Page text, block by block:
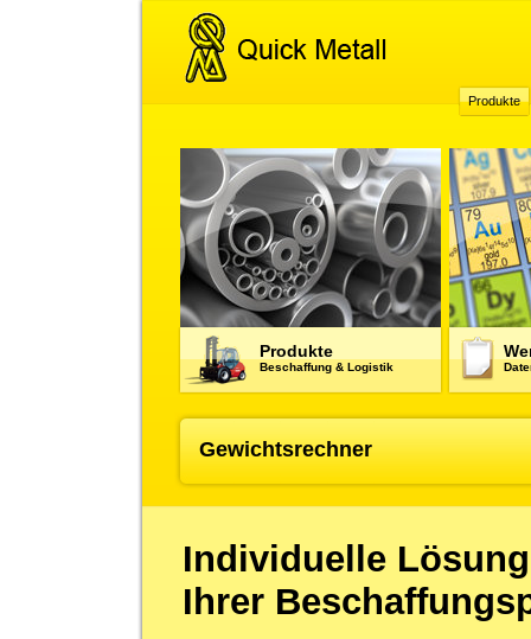
Produkte
Beschaffung & Logistik
Gewichtsrechner
Produkte
Individuelle Lösung
Ihrer